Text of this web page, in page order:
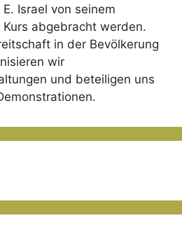
Israel von seinem
abgebracht werden.
in der Bevölkerung
wir
und beteiligen uns